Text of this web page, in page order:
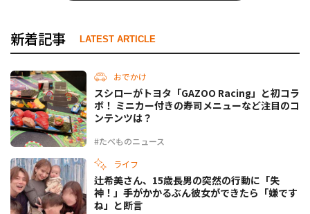
新着記事 LATEST ARTICLE
おでかけ
#たべものニュース
スシローがトヨタ「GAZOO Racing」と初コラ
ボ！ ミニカー付きの寿司メニューなど注目のコ
ンテンツは？
ライフ
辻希美さん、15歳長男の突然の行動に「失
神！」手がかかるぶん彼女ができたら「嫌です
ね」と断言